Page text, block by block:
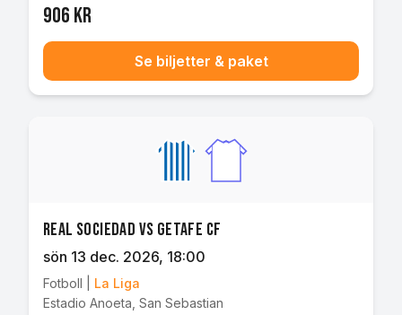
906 kr
Se biljetter & paket
Real Sociedad vs Getafe CF
sön 13 dec. 2026, 18:00
Fotboll
La Liga
Estadio Anoeta San Sebastian